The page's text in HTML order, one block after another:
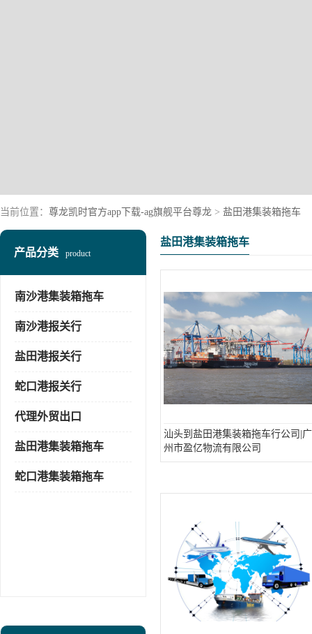
当前位置： 尊龙凯时官方app下载-ag旗舰平台尊龙 > 盐田港集装箱拖车
产品分类 product
南沙港集装箱拖车
南沙港报关行
盐田港报关行
蛇口港报关行
代理外贸出口
盐田港集装箱拖车
蛇口港集装箱拖车
盐田港集装箱拖车
汕头到盐田港集装箱拖车行公司|广
州市盈亿物流有限公司